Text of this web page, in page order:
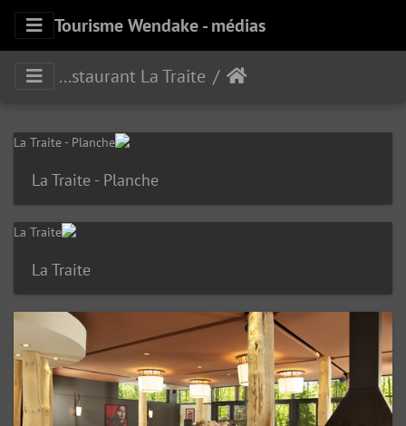
Tourisme Wendake - médias
Restaurant La Traite
La Traite - Planche
La Traite